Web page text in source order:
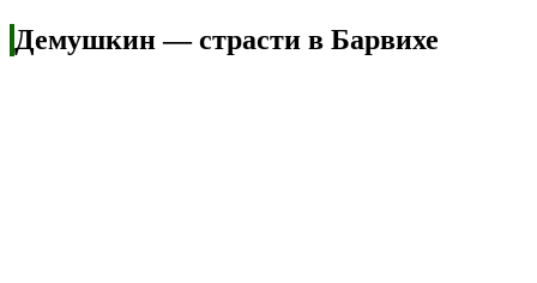
Демушкин — страсти в Барвихе